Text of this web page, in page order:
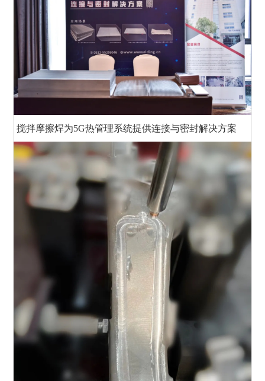
搅拌摩擦焊为5G热管理系统提供连接与密封解决方案